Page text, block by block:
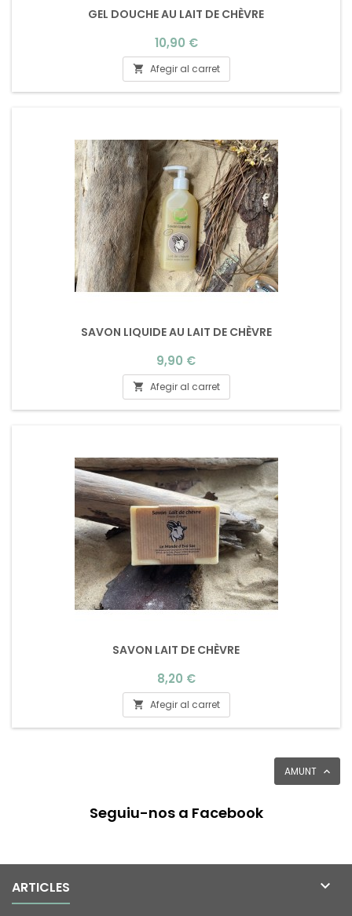
GEL DOUCHE AU LAIT DE CHÈVRE
Preu
10,90 €
 Afegir al carret
SAVON LIQUIDE AU LAIT DE CHÈVRE
Preu
9,90 €
 Afegir al carret
SAVON LAIT DE CHÈVRE
Preu
8,20 €
 Afegir al carret
AMUNT 
Seguiu-nos a Facebook
ARTICLES 